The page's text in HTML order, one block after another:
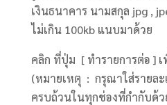
เงินธนาคาร นามสกุล jpg ,
ไม่เกิน 100kb แนบมาด้วย
คลิก ที่ปุ่ม [ ทำรายการต่อ ] เ
(หมายเหตุ : กรุณาใส่รายละ
ครบถ้วนในทุกช่องที่กำกับด้ว